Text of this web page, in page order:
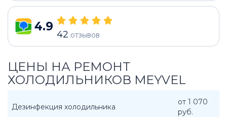
4.9
42 отзывов
ЦЕНЫ НА РЕМОНТ
ХОЛОДИЛЬНИКОВ MEYVEL
Дезинфекция холодильника
от 1 070
руб.